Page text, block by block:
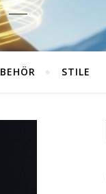
STILE